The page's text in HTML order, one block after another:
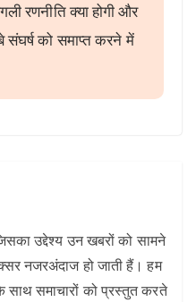
रणनीति क्या होगी और
को समाप्त करने में
उद्देश्य उन खबरों को सामने
नजरअंदाज हो जाती हैं। हम
के साथ समाचारों को प्रस्तुत करते